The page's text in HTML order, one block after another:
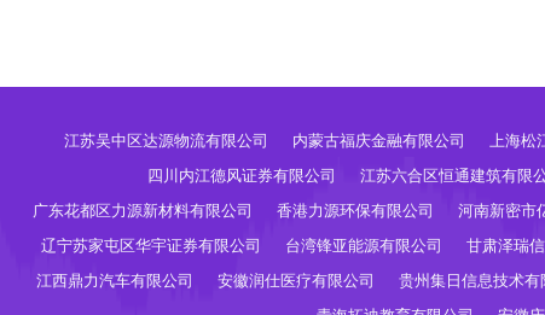
江苏吴中区达源物流有限公司 内蒙古福庆金融有限公司 上海松
四川内江德风证券有限公司
江苏六合区恒通建筑有限
广东花都区力源新材料有限公司
香港力源环保有限公司 河南新密市
辽宁苏家屯区华宇证券有限公司
台湾锋亚能源有限公司 甘肃泽瑞
江西鼎力汽车有限公司
安徽润仕医疗有限公司 贵州集日信息技术有